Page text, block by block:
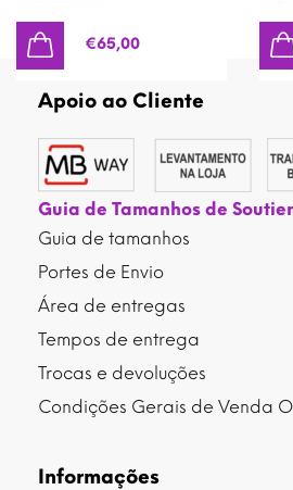
€65,00
Apoio ao Cliente
Guia de Tamanhos de
Guia de tamanhos
Portes de Envio
Área de entregas
Tempos de entrega
Trocas e devoluções
Condições Gerais de Venda
Informações